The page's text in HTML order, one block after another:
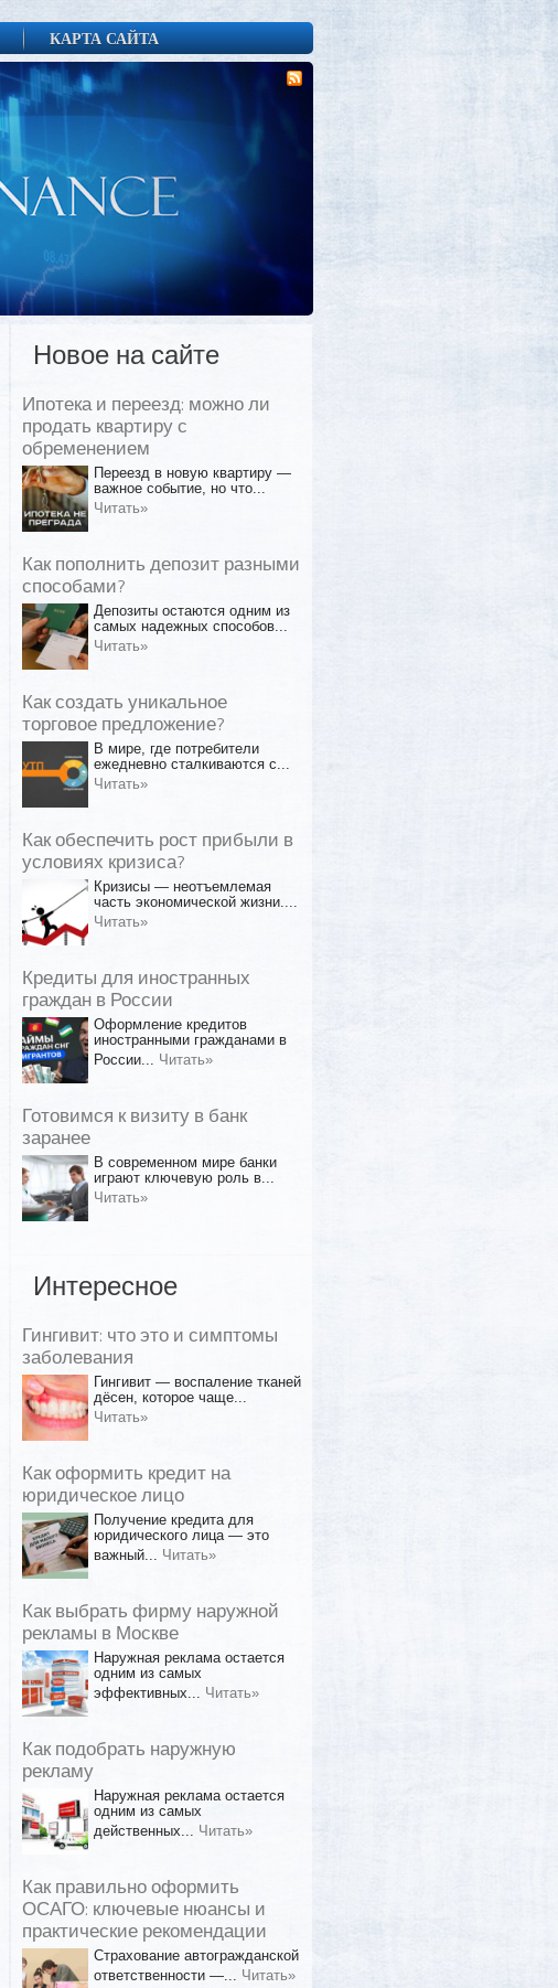
КАРТА САЙТА
Новое на сайте
Ипотека и переезд: можно ли
продать квартиру с
обременением
Переезд в новую квартиру —
важное событие, но что...
Читать»
Как пополнить депозит разными
способами?
Депозиты остаются одним из
самых надежных способов...
Читать»
Как создать уникальное
торговое предложение?
В мире, где потребители
ежедневно сталкиваются с...
Читать»
Как обеспечить рост прибыли в
условиях кризиса?
Кризисы — неотъемлемая
часть экономической жизни....
Читать»
Кредиты для иностранных
граждан в России
Оформление кредитов
иностранными гражданами в
России... Читать»
Готовимся к визиту в банк
заранее
В современном мире банки
играют ключевую роль в...
Читать»
Интересное
Гингивит: что это и симптомы
заболевания
Гингивит — воспаление тканей
дёсен, которое чаще...
Читать»
Как оформить кредит на
юридическое лицо
Получение кредита для
юридического лица — это
важный... Читать»
Как выбрать фирму наружной
рекламы в Москве
Наружная реклама остается
одним из самых
эффективных... Читать»
Как подобрать наружную
рекламу
Наружная реклама остается
одним из самых
действенных... Читать»
Как правильно оформить
ОСАГО: ключевые нюансы и
практические рекомендации
Страхование автогражданской
ответственности —... Читать»